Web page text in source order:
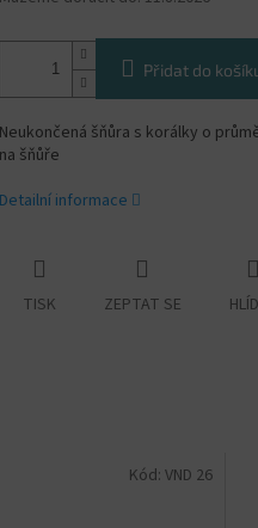
Přidat do
Neukončená šňůra s korálky o
na šňůře
Detailní informace
TISK ZEPTAT SE
Kód:VND 26